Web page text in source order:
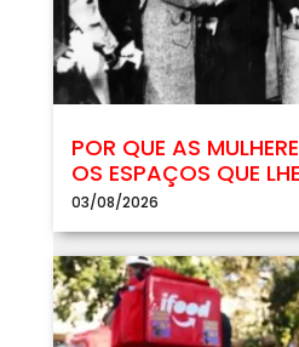
POR QUE AS
OS ESPAÇOS QUE
03/08/2026